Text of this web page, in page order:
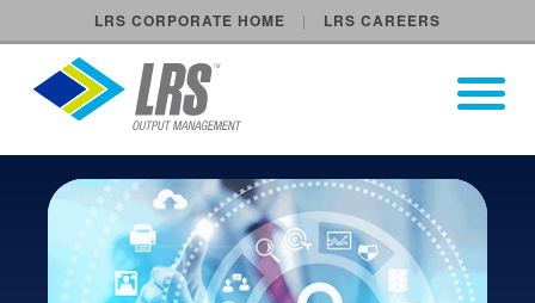
LRS CORPORATE HOME LRS CAREERS
LRS Output Management
Main Navigation
Open